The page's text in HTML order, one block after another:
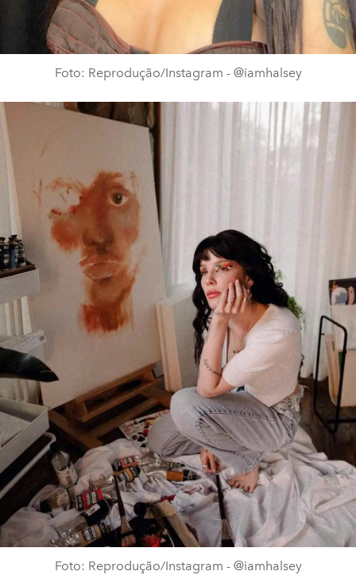
Foto: Reprodução/Instagram - @iamhalsey
Foto: Reprodução/Instagram - @iamhalsey